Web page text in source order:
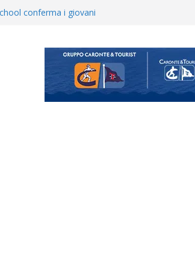
Coriano. Speranze al
conferma i giovani
annuncia il brasiliano Vinicius
il progetto Messina. “La